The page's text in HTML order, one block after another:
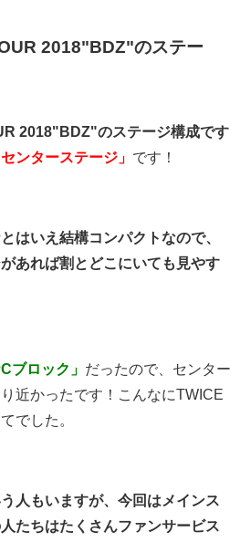
2018"BDZ"のステー
2018"BDZ"のステージ構成です
ンターステージ」 です！
はいえ結構コンパクトなので、
あれば割とどこにいても見やす
ブロック」 だったので、センター
近かったです！こんなにTWICE
でした。
人もいますが、今回はメインス
たちはたくさんファンサービス